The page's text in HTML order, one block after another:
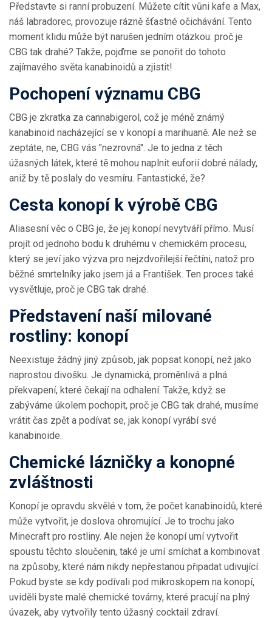
Představte si ranní probuzení. Můžete cítit vůni kafe a Max,
náš labradorec, provozuje rázně šťastné očichávání. Tento
moment klidu může být narušen jedním otázkou: proč je
CBG tak drahé? Takže, pojďme se ponořit do tohoto
zajímavého světa kanabinoidů a zjistit!
Pochopení významu CBG
CBG je zkratka za cannabigerol, což je méně známý
kanabinoid nacházející se v konopí a marihuaně. Ale než se
zeptáte, ne, CBG vás "nezrovná". Je to jedna z těch
úžasných látek, které tě mohou naplnit euforií dobré nálady,
aniž by tě poslaly do vesmíru. Fantastické, že?
Cesta konopí k výrobě CBG
Aliasesní věc o CBG je, že jej konopí nevytváří přímo. Musí
projít od jednoho bodu k druhému v chemickém procesu,
který se jeví jako výzva pro nejzdvořilejší řečtíni, natož pro
běžné smrtelníky jako jsem já a František. Ten proces také
vysvětluje, proč je CBG tak drahé.
Představení naší milované
rostliny: konopí
Neexistuje žádný jiný způsob, jak popsat konopí, než jako
naprostou divošku. Je dynamická, proměnlivá a plná
překvapení, které čekají na odhalení. Takže, když se
zabýváme úkolem pochopit, proč je CBG tak drahé, musíme
vrátit čas zpět a podívat se, jak konopí vyrábí své
kanabinoide.
Chemické lázničky a konopné
zvláštnosti
Konopí je opravdu skvělé v tom, že počet kanabinoidů, které
může vytvořit, je doslova ohromující. Je to trochu jako
Minecraft pro rostliny. Ale nejen že konopí umí vytvořit
spoustu těchto sloučenin, také je umí smíchat a kombinovat
na způsoby, které nám nikdy nepřestanou připadat udivující.
Pokud byste se kdy podívali pod mikroskopem na konopí,
uviděli byste malé chemické továrny, které pracují na plný
úvazek, aby vytvořily tento úžasný cocktail zdraví.